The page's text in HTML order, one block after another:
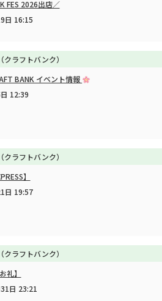
FES 2026出店／
日 16:15
ラフトバンク）
BANK イベント情報
12:39
ラフトバンク）
】
日 19:57
ラフトバンク）
礼】
日 23:21